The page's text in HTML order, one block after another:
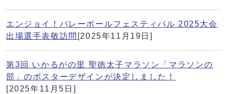
エンジョイ！バレーボールフェスティバル 2025大会
出場選手表敬訪問 [2025年11月19日]
第3回 いかるがの里 聖徳太子マラソン「マラソンの
部」のポスターデザインが決定しました！
[2025年11月5日]